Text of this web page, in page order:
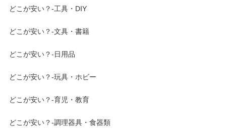
どこが安い？-工具・DIY
どこが安い？-文具・書籍
どこが安い？-日用品
どこが安い？-玩具・ホビー
どこが安い？-育児・教育
どこが安い？-調理器具・食器類